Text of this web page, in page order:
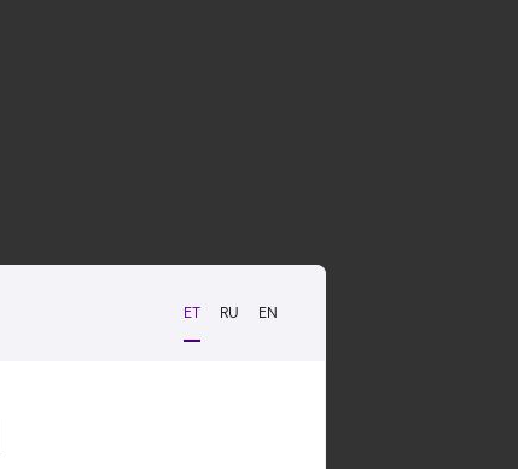
ET RU EN